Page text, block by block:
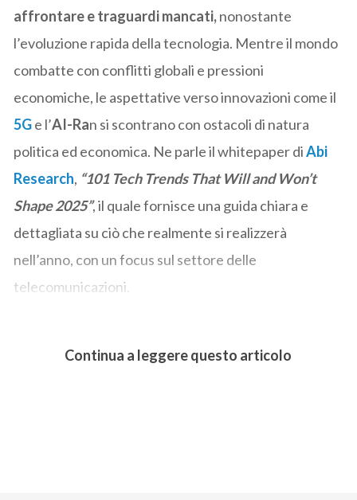
affrontare e traguardi mancati,nonostante
l’evoluzione rapida della tecnologia. Mentre il mondo
combatte con conflitti globali e pressioni
economiche, le aspettative verso innovazioni come il
5Ge l’AI-Ran si scontrano con ostacoli di natura
politica ed economica. Ne parle il whitepaper diAbi
Research, “101 Tech Trends That Will and Won’t
Shape 2025”, il quale fornisce una guida chiara e
dettagliata su ciò che realmente si realizzerà
nell’anno, con un focus sul settore delle
telecomunicazioni.
Continua a leggere questo articolo